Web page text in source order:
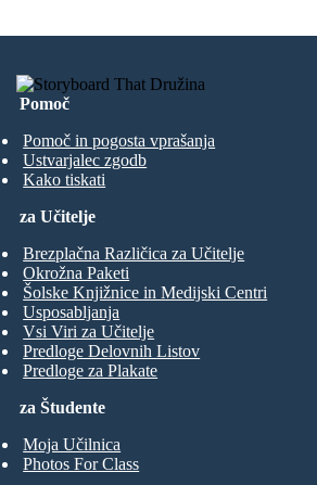
Pomoč
Pomoč in pogosta vprašanja
Ustvarjalec zgodb
Kako tiskati
za Študente
Moja Učilnica
Photos For Class
za Učitelje
Brezplačna Različica za Učitelje
Okrožna Paketi
Šolske Knjižnice in Medijski Centri
Usposabljanja
Vsi Viri za Učitelje
Predloge Delovnih Listov
Predloge za Plakate